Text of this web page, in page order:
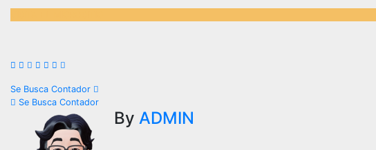
Se Busca Contador
Se Busca Contador
By ADMIN